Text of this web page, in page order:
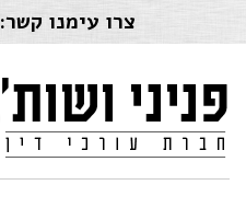
צרו עימנו קשר: